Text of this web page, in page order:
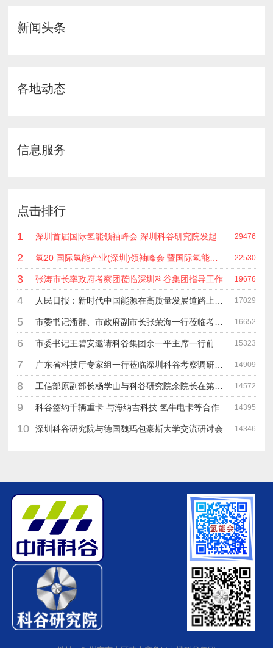
新闻头条
各地动态
信息服务
点击排行
1 29476
2 氢20 国际氢能产业(深圳)领袖峰会 暨国际氢能产业链展览会 22530
3 张涛市长率政府考察团莅临深圳科谷集团指导工作 19676
4 17029
5 市委书记潘群、市政府副市长张荣海一行莅临考察指导工作 16652
6 市委书记王碧安邀请科谷集团余一平主席一行前往工业转移园考察合作 15323
7 广东省科技厅专家组一行莅临深圳科谷考察调研“未来能源中心”项目 14909
8 工信部原副部长杨学山与科谷研究院余院长在第九届中电博览会交流 14572
9 科谷签约千辆重卡 与海纳吉科技 氢牛电卡等合作 14395
10 深圳科谷研究院与德国魏玛包豪斯大学交流研讨会 14346